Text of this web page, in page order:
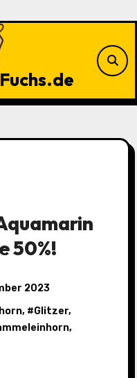
50%!
2023
, #Glitzer,
,